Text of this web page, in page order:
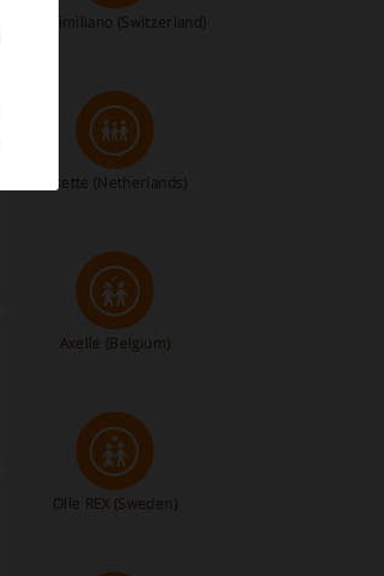
Massimiliano (Switzerland)
Lisette (Netherlands)
Axelle (Belgium)
Olle REX (Sweden)